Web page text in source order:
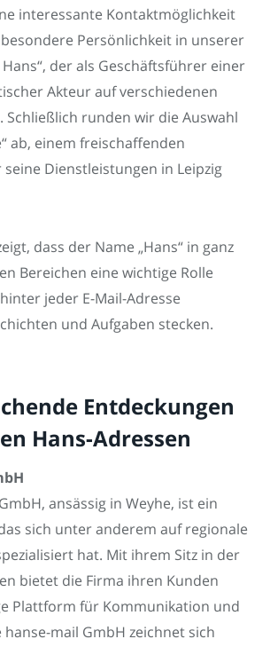
interessante Kontaktmöglichkeit
besondere Persönlichkeit in unserer
Hans“, der als Geschäftsführer einer
Akteur auf verschiedenen
Schließlich runden wir die Auswahl
ab, einem freischaffenden
Dienstleistungen in Leipzig
dass der Name „Hans“ in ganz
Bereichen eine wichtige Rolle
jeder E-Mail-Adresse
und Aufgaben stecken.
Entdeckungen
Hans-Adressen
ansässig in Weyhe, ist ein
sich unter anderem auf regionale
hat. Mit ihrem Sitz in der
bietet die Firma ihren Kunden
Plattform für Kommunikation und
mail GmbH zeichnet sich